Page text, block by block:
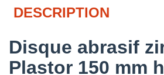
DESCRIPTION
Disque abrasif
Plastor 150 mm